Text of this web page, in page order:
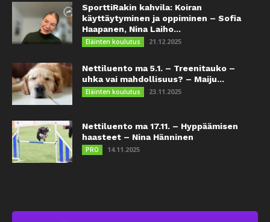
SporttiRakin kahvila: Koiran
käyttäytyminen ja oppiminen – Sofia
Haapanen, Nina Laiho...
Eläinten koulutus 21.12.2025
Nettiluento ma 5.1. – Treenitauko –
uhka vai mahdollisuus? – Maiju...
Eläinten koulutus 23.11.2025
Nettiluento ma 17.11. – Hyppäämisen
haasteet – Nina Hänninen
PRO 14.11.2025